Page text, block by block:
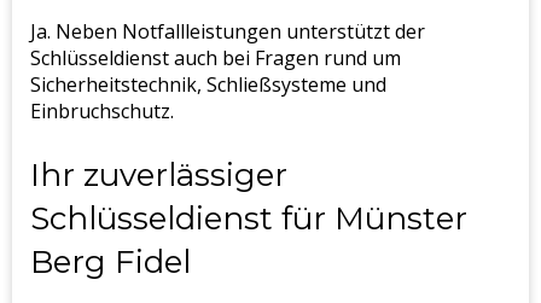
Ja. Neben Notfallleistungen unterstützt der
Schlüsseldienst auch bei Fragen rund um
Sicherheitstechnik, Schließsysteme und
Einbruchschutz.
Ihr zuverlässiger
Schlüsseldienst für Münster
Berg Fidel